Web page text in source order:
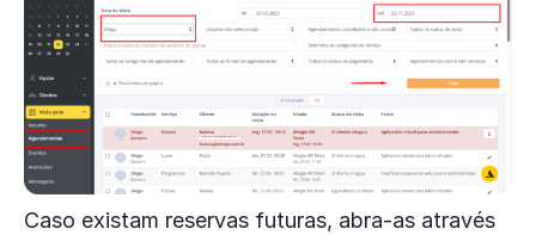
Caso existam reservas futuras, abra-as através